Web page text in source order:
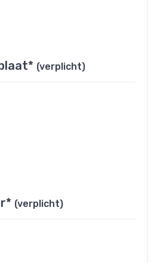
(verplicht)
(verplicht)